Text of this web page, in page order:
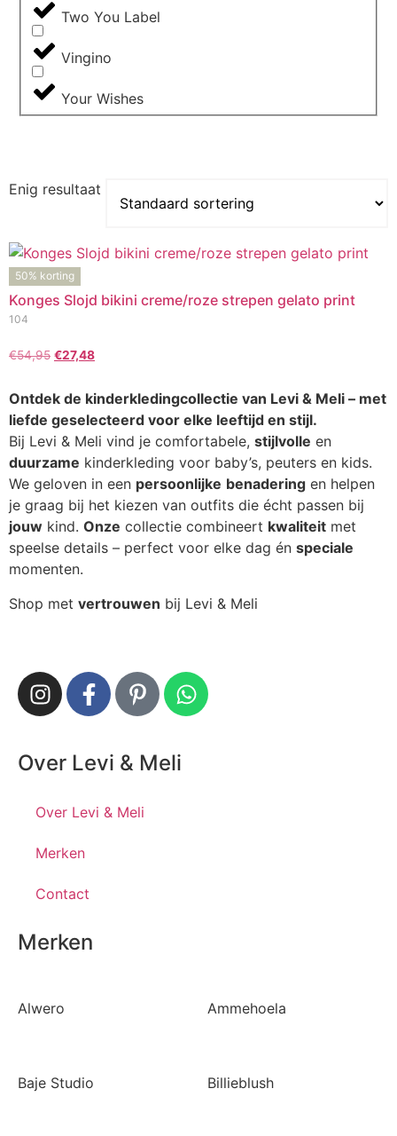
Two You Label
Vingino
Your Wishes
Enig resultaat
50% korting
Konges Slojd bikini creme/roze strepen gelato print
104
€54,95 €27,48
Ontdek de kinderkledingcollectie van Levi & Meli – met
liefde geselecteerd voor elke leeftijd en stijl.
Bij Levi & Meli vind je comfortabele, stijlvolle en
duurzame kinderkleding voor baby’s, peuters en kids.
We geloven in een persoonlijke benadering en helpen
je graag bij het kiezen van outfits die écht passen bij
jouw kind. Onze collectie combineert kwaliteit met
speelse details – perfect voor elke dag én speciale
momenten.
Shop met vertrouwen bij Levi & Meli
Over Levi & Meli
Over Levi & Meli
Merken
Contact
Merken
Alwero Ammehoela
Baje Studio Billieblush